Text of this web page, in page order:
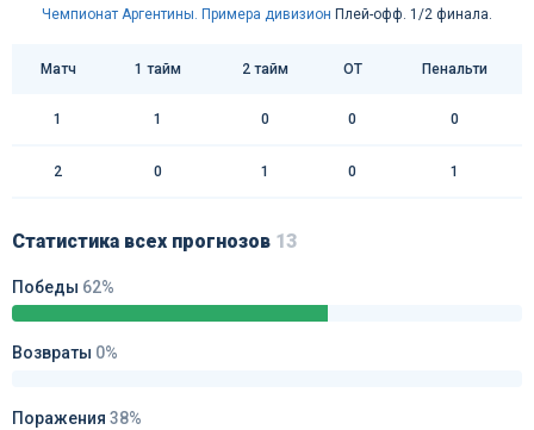
Чемпионат Аргентины. Примера дивизион Плей-офф. 1/2 финала.
Матч 1 тайм 2 тайм ОТ Пенальти
1 1 0 0 0
2 0 1 0 1
Статистика всех прогнозов 13
Победы 62%
Возвраты 0%
Поражения 38%